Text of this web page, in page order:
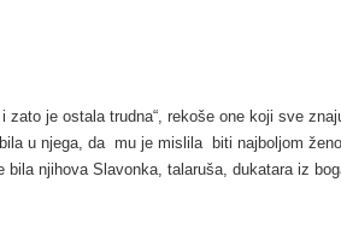
zato je ostala trudna“, rekoše one koji sve
u njega, da mu je mislila biti najboljom
njihova Slavonka, talaruša, dukatara iz